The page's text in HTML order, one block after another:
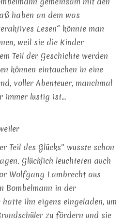
haben an dem was
Lesen“ könnte man
weil sie die Kinder
Teil der Geschichte werden
können eintauchen in eine
voller Abenteuer, manchmal
immer lustig ist…
Teil des Glücks“ wusste schon
Glücklich leuchteten auch
Wolfgang Lambrecht aus
Bombelmann in der
ihn eigens eingeladen, um
zu fördern und sie